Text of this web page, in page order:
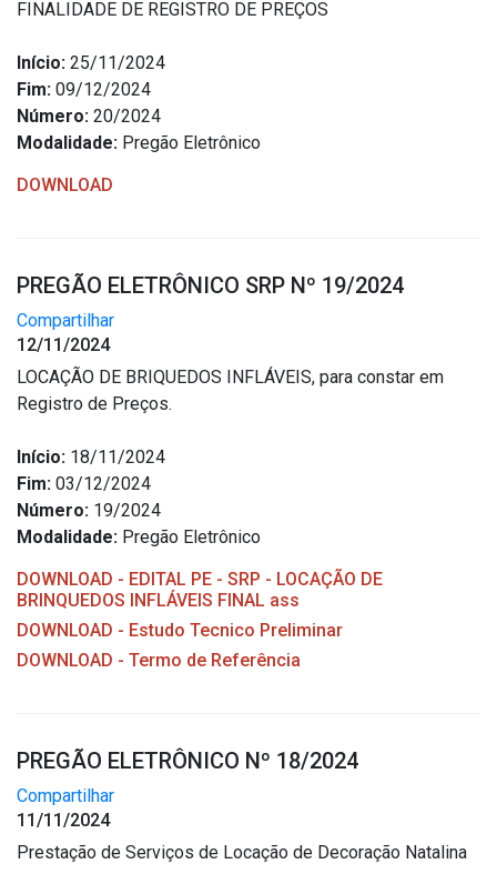
FINALIDADE DE REGISTRO DE PREÇOS
Início: 25/11/2024
Fim: 09/12/2024
Número: 20/2024
Modalidade: Pregão Eletrônico
DOWNLOAD
PREGÃO ELETRÔNICO SRP Nº 19/2024
Compartilhar
12/11/2024
LOCAÇÃO DE BRIQUEDOS INFLÁVEIS, para constar em
Registro de Preços.
Início: 18/11/2024
Fim: 03/12/2024
Número: 19/2024
Modalidade: Pregão Eletrônico
DOWNLOAD - EDITAL PE - SRP - LOCAÇÃO DE
BRINQUEDOS INFLÁVEIS FINAL ass
DOWNLOAD - Estudo Tecnico Preliminar
DOWNLOAD - Termo de Referência
PREGÃO ELETRÔNICO Nº 18/2024
Compartilhar
11/11/2024
Prestação de Serviços de Locação de Decoração Natalina